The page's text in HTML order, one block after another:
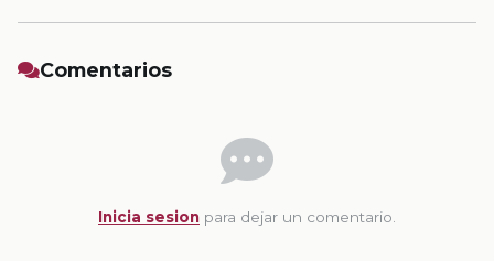
Comentarios
Inicia sesion para dejar un comentario.